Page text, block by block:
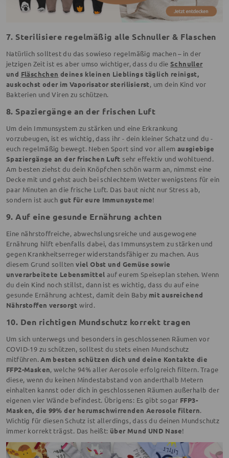
7. Sterilisiere regelmäßig alle Schnuller & Flaschen
Natürlich solltest du das sowieso regelmäßig machen – in der
jetzigen Zeit ist es aber umso wichtiger, dass du dieSchnuller
und Fläschchen deines kleinen Lieblings täglich reinigst,
auskochst oder im Vaporisator sterilisierst, um dein Kind vor
Bakterien und Viren zu schützen.
8. Spaziergänge an der frischen Luft
Um dein Immunsystem zu stärken und eine Erkrankung
vorzubeugen, ist es wichtig, dass ihr - dein kleiner Schatz und du -
euch regelmäßig bewegt. Neben Sport sind vor allem ausgiebige
Spaziergänge an der frischen Luft sehr effektiv und wohltuend.
Am besten ziehst du dein Knöpfchen schön warm an, nimmst eine
Decke mit und gehst auch bei schlechtem Wetter wenigstens für ein
paar Minuten an die frische Luft. Das baut nicht nur Stress ab,
sondern ist auch gut für eure Immunsysteme!
9. Auf eine gesunde Ernährung achten
Eine nährstoffreiche, abwechslungsreiche und ausgewogene
Ernährung hilft ebenfalls dabei, das Immunsystem zu stärken und
gegen Krankheitserreger widerstandsfähiger zu machen. Aus
diesem Grund solltenviel Obst und Gemüse sowie
unverarbeitete Lebensmittel auf eurem Speiseplan stehen. Wenn
du dein Kind noch stillst, dann ist es wichtig, dass du auf eine
gesunde Ernährung achtest, damit dein Baby mit ausreichend
Nährstoffen versorgt wird.
10. Den richtigen Mundschutz korrekt tragen
Um sich unterwegs und besonders in geschlossenen Räumen vor
COVID-19 zu schützen, solltest du stets einen Mundschutz
mitführen.Am besten schützen dich und deine Kontakte die
FFP2-Masken, welche 94% aller Aerosole erfolgreich filtern. Trage
diese, wenn du keinen Mindestabstand von anderthalb Metern
einhalten kannst oder dich in geschlossenen Räumen außerhalb der
eigenen vier Wände befindest. Übrigens: Es gibt sogar FFP3-
Masken, die 99% der herumschwirrenden Aerosole filtern.
Wichtig für diesen Schutz ist allerdings, dass du deinen Mundschutz
immer korrekt trägst. Das heißt: über Mund UND Nase!